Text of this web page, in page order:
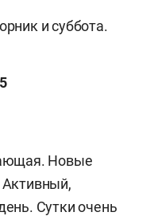
и суббота.
Новые
Сутки очень